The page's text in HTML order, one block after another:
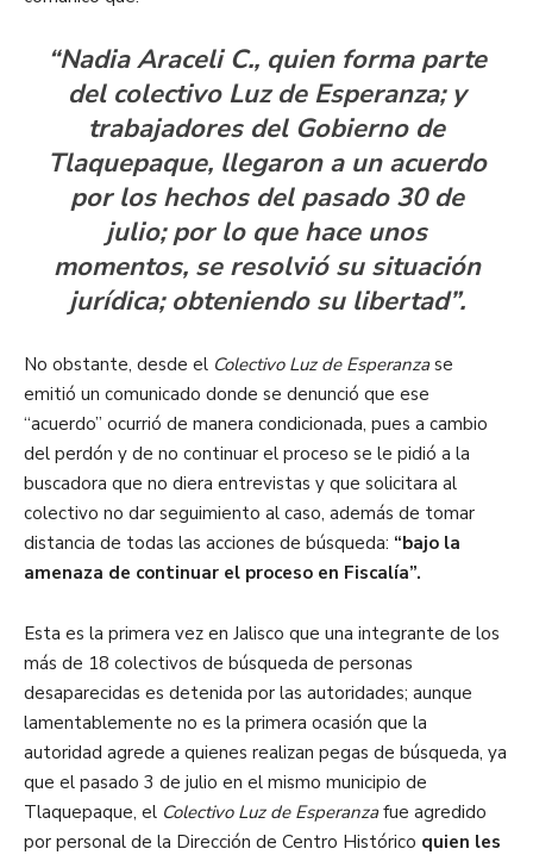
“Nadia Araceli C., quien forma parte
del colectivo Luz de Esperanza; y
trabajadores del Gobierno de
Tlaquepaque, llegaron a un acuerdo
por los hechos del pasado 30 de
julio; por lo que hace unos
momentos, se resolvió su situación
jurídica; obteniendo su libertad”.
No obstante, desde el Colectivo Luz de Esperanzase
emitió un comunicado donde se denunció que ese
“acuerdo” ocurrió de manera condicionada, pues a cambio
del perdón y de no continuar el proceso se le pidió a la
buscadora que no diera entrevistas y que solicitara al
colectivo no dar seguimiento al caso, además de tomar
distancia de todas las acciones de búsqueda: “bajo la
amenaza de continuar el proceso en Fiscalía”.
Esta es la primera vez en Jalisco que una integrante de los
más de 18 colectivos de búsqueda de personas
desaparecidas es detenida por las autoridades; aunque
lamentablemente no es la primera ocasión que la
autoridad agrede a quienes realizan pegas de búsqueda, ya
que el pasado 3 de julio en el mismo municipio de
Tlaquepaque, el Colectivo Luz de Esperanzafue agredido
por personal de la Dirección de Centro Histórico quien les